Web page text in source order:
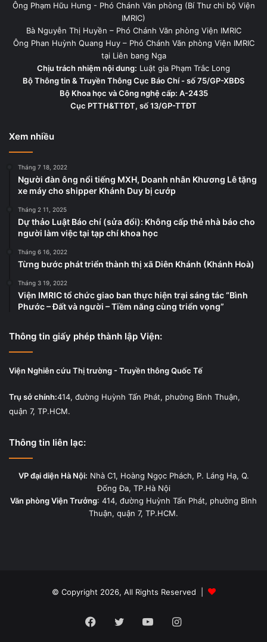
Ông Phạm Hữu Hưng - Phó Chánh Văn phòng (Bí Thư chi bộ Viện
IMRIC)
Bà Nguyễn Thị Huyền – Phó Chánh Văn phòng Viện IMRIC
Ông Phan Huỳnh Quang Huy – Phó Chánh Văn phòng Viện IMRIC
tại Liên bang Nga
Chịu trách nhiệm nội dung: Luật gia Phạm Trắc Long
Bộ Thông tin & Truyền Thông Cục Báo Chí - số 75/GP-XBĐS
Bộ Khoa học và Công nghệ cấp: A-2435
Cục PTTH&TTĐT, số 13/GP-TTĐT
Xem nhiều
Tháng 7 18, 2022
Người đàn ông nổi tiếng MXH, Doanh nhân Khương Lê tặng
xe máy cho shipper Khánh Duy bị cướp
Tháng 2 11, 2025
Dự thảo Luật Báo chí (sửa đổi): Không cấp thẻ nhà báo cho
người làm việc tại tạp chí khoa học
Tháng 6 16, 2022
Từng bước phát triển thành thị xã Diên Khánh (Khánh Hoà)
Tháng 3 19, 2022
Viện IMRIC tổ chức giao ban thực hiện trại sáng tác “Bình
Phước – Đất và người – Tiềm năng cùng triển vọng”
Thông tin giấy phép thành lập Viện:
Viện Nghiên cứu Thị trường - Truyền thông Quốc Tế
Trụ sở chính:414, đường Huỳnh Tấn Phát, phường Bình Thuận,
quận 7, TP.HCM.
Thông tin liên lạc:
VP đại diện Hà Nội: Nhà C1, Hoàng Ngọc Phách, P. Láng Hạ, Q.
Đống Đa, TP.Hà Nội
Văn phòng Viện Trưởng: 414, đường Huỳnh Tấn Phát, phường Bình
Thuận, quận 7, TP.HCM.
© Copyright 2026, All Rights Reserved |
Facebook
Twitter YouTubeInstagram